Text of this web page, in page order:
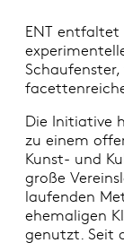
ENT entfaltet
Die Initiative
zu einem
Kunst- und
große
laufenden
ehemaligen
genutzt. Seit